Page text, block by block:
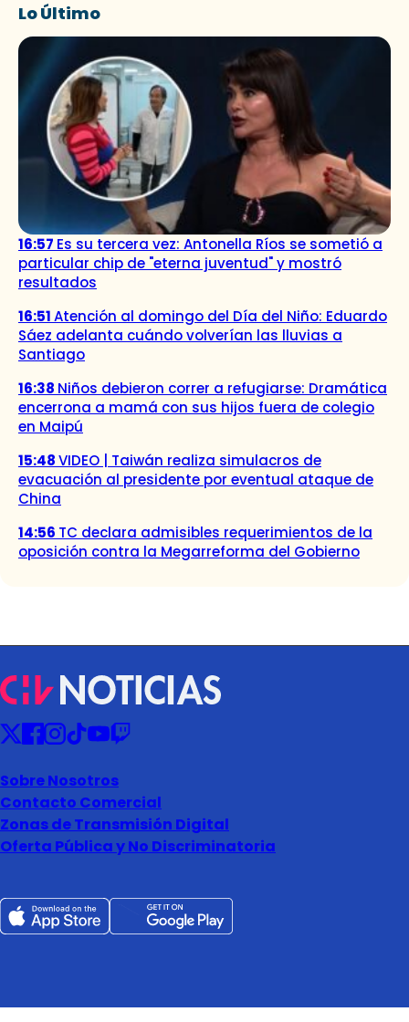
Lo Último
16:57 Es su tercera vez: Antonella Ríos se sometió a
particular chip de "eterna juventud" y mostró
resultados
16:51Atención al domingo del Día del Niño: Eduardo
Sáez adelanta cuándo volverían las lluvias a
Santiago
16:38 Niños debieron correr a refugiarse: Dramática
encerrona a mamá con sus hijos fuera de colegio
en Maipú
15:48VIDEO | Taiwán realiza simulacros de
evacuación al presidente por eventual ataque de
China
14:56 TC declara admisibles requerimientos de la
oposición contra la Megarreforma del Gobierno
Sobre Nosotros
Contacto Comercial
Zonas de Transmisión Digital
Oferta Pública y No Discriminatoria